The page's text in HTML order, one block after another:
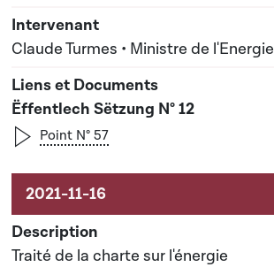
Claude Turmes • Ministre de l'Energie
Ëffentlech Sëtzung N° 12
Point N° 57
Traité de la charte sur l'énergie